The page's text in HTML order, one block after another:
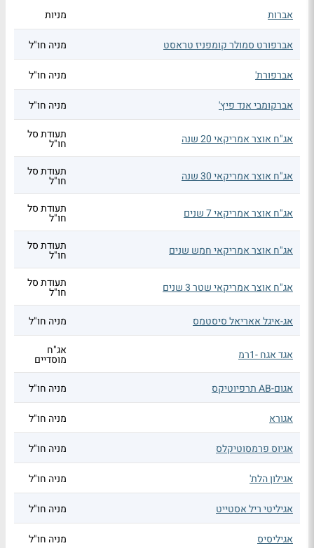
אברות מניות
אברפורט סמולר קומפניז טראסט מניה חו"ל
אברפורת' מניה חו"ל
אברקומבי אנד פיץ' מניה חו"ל
אג"ח אוצר אמריקאי 20 שנה תעודת סל
חו"ל
אג"ח אוצר אמריקאי 30 שנה תעודת סל
חו"ל
אג"ח אוצר אמריקאי 7 שנים תעודת סל
חו"ל
אג"ח אוצר אמריקאי חמש שנים תעודת סל
חו"ל
אג"ח אוצר אמריקאי שטר 3 שנים תעודת סל
חו"ל
אג-איגל אאריאל סיסטמס
מניה חו"ל
אגד אגח -1רמ אג"ח
מוסדיים
אגום-AB תרפיוטיקס
מניה חו"ל
אגורא מניה חו"ל
אגיוס פרמסוטיקלס מניה חו"ל
אגילון הלת' מניה חו"ל
אגיליטי ריל אסטייט מניה חו"ל
אגיליסיס מניה חו"ל